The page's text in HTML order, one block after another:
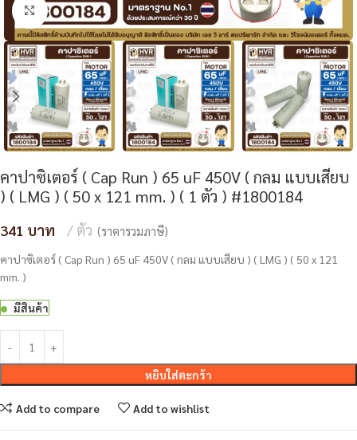
Click to enlarge
คาปาซิเตอร์ ( Cap Run ) 65 uF 450V ( กลม แบบเสียบ
) ( LMG ) ( 50 x 121 mm. ) ( 1 ตัว ) #1800184
341 ตัว (ราคารวมภาษี)
คาปาซิเตอร์ ( Cap Run ) 65 uF 450V ( กลม แบบเสียบ ) ( LMG ) ( 50 x 121
mm. )
มีสินค้า
หยิบใส่ตะกร้า
Add to compare Add to wishlist